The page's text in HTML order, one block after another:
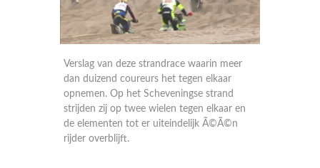
Verslag van deze strandrace waarin meer
dan duizend coureurs het tegen elkaar
opnemen. Op het Scheveningse strand
strijden zij op twee wielen tegen elkaar en
de elementen tot er uiteindelijk Ã©Ã©n
rijder overblijft.